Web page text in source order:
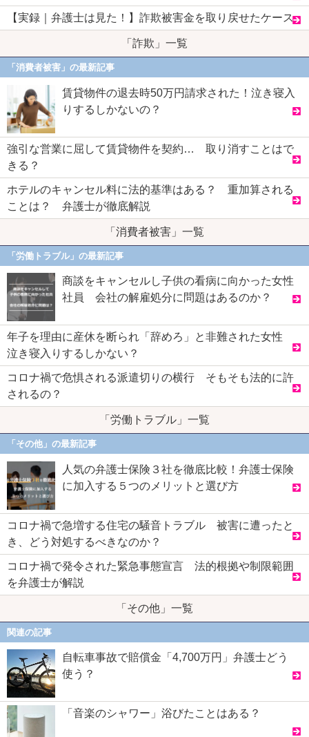
【実録｜弁護士は見た！】詐欺被害金を取り戻せたケース
「詐欺」一覧
「消費者被害」の最新記事
賃貸物件の退去時50万円請求された！泣き寝入
りするしかないの？
強引な営業に屈して賃貸物件を契約… 取り消すことはで
きる？
ホテルのキャンセル料に法的基準はある？ 重加算される
ことは？ 弁護士が徹底解説
「消費者被害」一覧
「労働トラブル」の最新記事
商談をキャンセルし子供の看病に向かった女性
社員 会社の解雇処分に問題はあるのか？
年子を理由に産休を断られ「辞めろ」と非難された女性
泣き寝入りするしかない？
コロナ禍で危惧される派遣切りの横行 そもそも法的に許
されるの？
「労働トラブル」一覧
「その他」の最新記事
人気の弁護士保険３社を徹底比較！弁護士保険
に加入する５つのメリットと選び方
コロナ禍で急増する住宅の騒音トラブル 被害に遭ったと
き、どう対処するべきなのか？
コロナ禍で発令された緊急事態宣言 法的根拠や制限範囲
を弁護士が解説
「その他」一覧
関連の記事
自転車事故で賠償金「4,700万円」弁護士どう
使う？
「音楽のシャワー」浴びたことはある？